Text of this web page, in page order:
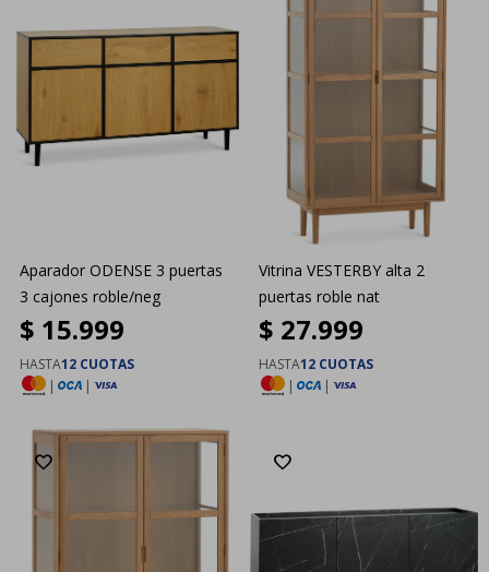
Aparador ODENSE 3 puertas
3 cajones roble/neg
$ 15.999
HASTA12 CUOTAS
|
|
Vitrina VESTERBY alta 2
puertas roble nat
$ 27.999
HASTA12 CUOTAS
|
|